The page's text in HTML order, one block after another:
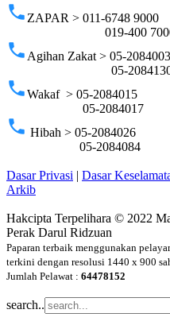
phone ZAPAR > 011-6748 9000
019-400
phone Agihan Zakat > 05-2084003
05-
phoneWakaf > 05-2084015
05-2084017
phone Hibah > 05-2084026
05-2084084
Dasar Privasi | Dasar
Arkib
Hakcipta Terpelihara © 2022
Perak Darul Ridzuan
Paparan terbaik menggunakan
terkini dengan resolusi 1440 x 900
Jumlah Pelawat : 64478152
search..